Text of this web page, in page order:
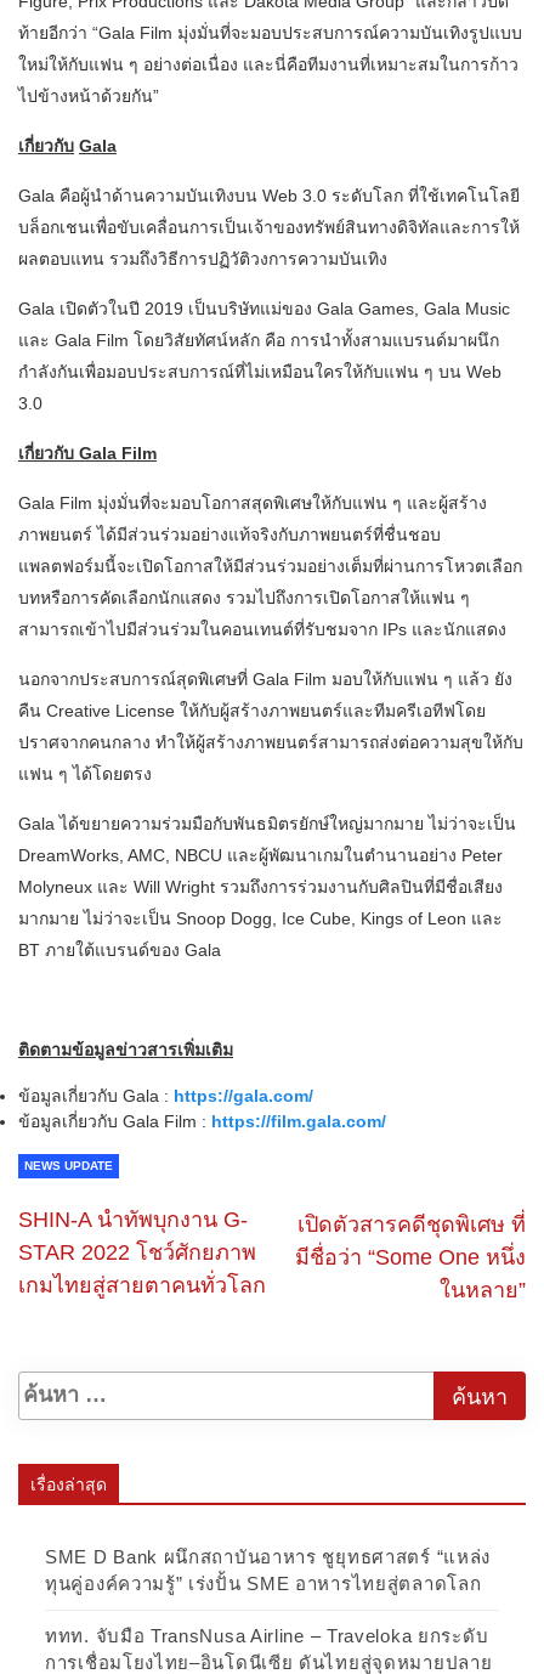
ท้ายอีกว่า “Gala Film มุ่งมั่นที่จะมอบประสบการณ์ความบันเทิงรูปแบบ
ใหม่ให้กับแฟน ๆ อย่างต่อเนื่อง และนี่คือทีมงานที่เหมาะสมในการก้าว
ไปข้างหน้าด้วยกัน”
เกี่ยวกับ Gala
Gala คือผู้นำด้านความบันเทิงบน Web 3.0 ระดับโลก ที่ใช้เทคโนโลยี
บล็อกเชนเพื่อขับเคลื่อนการเป็นเจ้าของทรัพย์สินทางดิจิทัลและการให้
ผลตอบแทน รวมถึงวิธีการปฏิวัติวงการความบันเทิง
Gala เปิดตัวในปี 2019 เป็นบริษัทแม่ของ Gala Games, Gala Music
และ Gala Film โดยวิสัยทัศน์หลัก คือ การนำทั้งสามแบรนด์มาผนึก
กำลังกันเพื่อมอบประสบการณ์ที่ไม่เหมือนใครให้กับแฟน ๆ บน Web
3.0
เกี่ยวกับ Gala Film
Gala Film มุ่งมั่นที่จะมอบโอกาสสุดพิเศษให้กับแฟน ๆ และผู้สร้าง
ภาพยนตร์ ได้มีส่วนร่วมอย่างแท้จริงกับภาพยนตร์ที่ชื่นชอบ
แพลตฟอร์มนี้จะเปิดโอกาสให้มีส่วนร่วมอย่างเต็มที่ผ่านการโหวตเลือก
บทหรือการคัดเลือกนักแสดง รวมไปถึงการเปิดโอกาสให้แฟน ๆ
สามารถเข้าไปมีส่วนร่วมในคอนเทนต์ที่รับชมจาก IPs และนักแสดง
นอกจากประสบการณ์สุดพิเศษที่ Gala Film มอบให้กับแฟน ๆ แล้ว ยัง
คืน Creative License ให้กับผู้สร้างภาพยนตร์และทีมครีเอทีฟโดย
ปราศจากคนกลาง ทำให้ผู้สร้างภาพยนตร์สามารถส่งต่อความสุขให้กับ
แฟน ๆ ได้โดยตรง
Gala ได้ขยายความร่วมมือกับพันธมิตรยักษ์ใหญ่มากมาย ไม่ว่าจะเป็น
DreamWorks, AMC, NBCU และผู้พัฒนาเกมในตำนานอย่าง Peter
Molyneux และ Will Wright รวมถึงการร่วมงานกับศิลปินที่มีชื่อเสียง
มากมาย ไม่ว่าจะเป็น Snoop Dogg, Ice Cube, Kings of Leon และ
BT ภายใต้แบรนด์ของ Gala
ติดตามข้อมูลข่าวสารเพิ่มเติม
ข้อมูลเกี่ยวกับ Gala : https://gala.com/
ข้อมูลเกี่ยวกับ Gala Film : https://film.gala.com/
NEWS UPDATE
SHIN-A นำทัพบุกงาน G-
STAR 2022 โชว์ศักยภาพ
เกมไทยสู่สายตาคนทั่วโลก
เปิดตัวสารคดีชุดพิเศษ ที่
มีชื่อว่า “Some One หนึ่ง
ในหลาย”
เรื่องล่าสุด
SME D Bank ผนึกสถาบันอาหาร ชูยุทธศาสตร์ “แหล่ง
ทุนคู่องค์ความรู้” เร่งปั้น SME อาหารไทยสู่ตลาดโลก
ททท. จับมือ TransNusa Airline – Traveloka ยกระดับ
การเชื่อมโยงไทย–อินโดนีเซีย ดันไทยสู่จุดหมายปลาย